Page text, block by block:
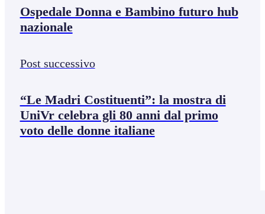
Ospedale Donna e Bambino futuro hub
nazionale
Post successivo
“Le Madri Costituenti”: la mostra di
UniVr celebra gli 80 anni dal primo
voto delle donne italiane